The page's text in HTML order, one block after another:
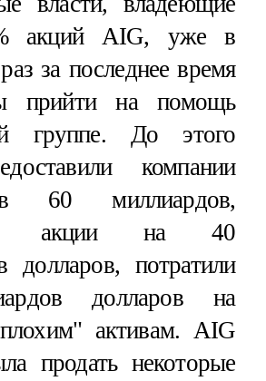
акций AIG, уже в
за последнее время
прийти на помощь
группе. До этого
компании
60 миллиардов,
акции на 40
долларов, потратили
долларов на
активам. AIG
продать некоторые